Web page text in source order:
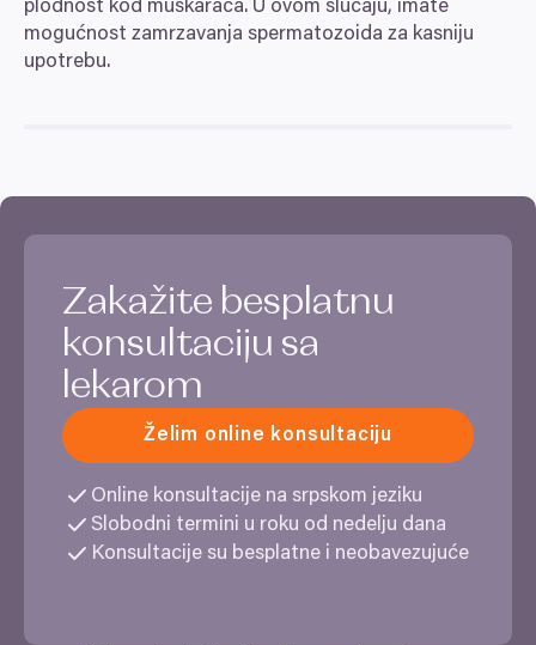
plodnost kod muškaraca. U ovom slučaju, imate
mogućnost zamrzavanja spermatozoida za kasniju
upotrebu.
Zakažite besplatnu
konsultaciju sa
lekarom
Želim online konsultaciju
Online konsultacije na srpskom jeziku
Slobodni termini u roku od nedelju dana
Konsultacije su besplatne i neobavezujuće